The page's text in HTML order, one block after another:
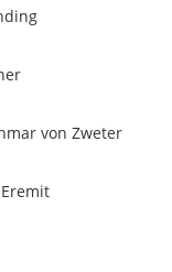
von Zweter